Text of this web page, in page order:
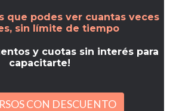
que podes ver cuantas veces
sin límite de tiempo
y cuotas sin interés para
capacitarte!
CON DESCUENTO